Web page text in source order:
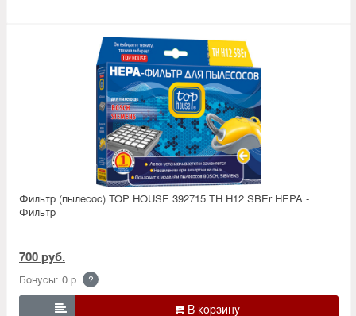
Фильтр (пылесос) TOP HOUSE 392715 TH H12 SBEr HEPA -
Фильтр
700 руб.
Бонусы: 0 р. ?
